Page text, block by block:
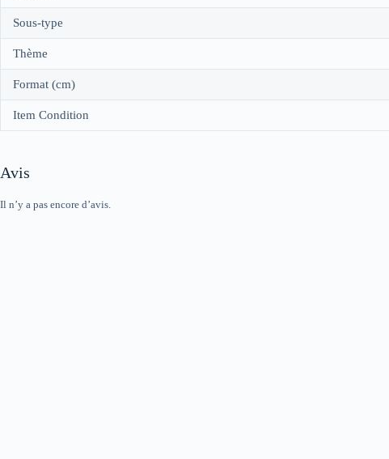
Sous-type
Thème
Format (cm)
Item Condition
Avis
Il n’y a pas encore d’avis.